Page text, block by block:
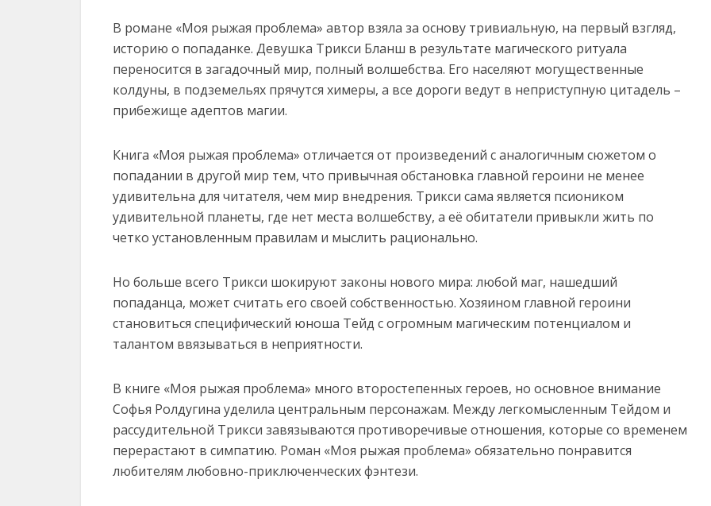
В романе «Моя рыжая проблема» автор взяла за основу тривиальную, на первый взгляд,
историю о попаданке. Девушка Трикси Бланш в результате магического ритуала
переносится в загадочный мир, полный волшебства. Его населяют могущественные
колдуны, в подземельях прячутся химеры, а все дороги ведут в неприступную цитадель –
прибежище адептов магии.
Книга «Моя рыжая проблема» отличается от произведений с аналогичным сюжетом о
попадании в другой мир тем, что привычная обстановка главной героини не менее
удивительна для читателя, чем мир внедрения. Трикси сама является псиоником
удивительной планеты, где нет места волшебству, а её обитатели привыкли жить по
четко установленным правилам и мыслить рационально.
Но больше всего Трикси шокируют законы нового мира: любой маг, нашедший
попаданца, может считать его своей собственностью. Хозяином главной героини
становиться специфический юноша Тейд с огромным магическим потенциалом и
талантом ввязываться в неприятности.
В книге «Моя рыжая проблема» много второстепенных героев, но основное внимание
Софья Ролдугина уделила центральным персонажам. Между легкомысленным Тейдом и
рассудительной Трикси завязываются противоречивые отношения, которые со временем
перерастают в симпатию. Роман «Моя рыжая проблема» обязательно понравится
любителям любовно-приключенческих фэнтези.